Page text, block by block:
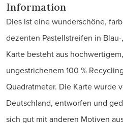
Information
Dies ist eine wunderschöne,
dezenten Pastellstreifen in
Karte besteht aus
ungestrichenem 100 %
Quadratmeter. Die Karte wurde
Deutschland, entworfen und
sich gut mit anderen Motiven